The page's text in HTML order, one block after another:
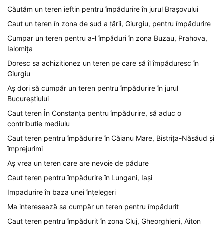
Căutăm un teren ieftin pentru împădurire în jurul Brașovului
Caut un teren în zona de sud a țării, Giurgiu, pentru împădurire
Cumpar un teren pentru a-l împăduri în zona Buzau, Prahova,
Ialomița
Doresc sa achizitionez un teren pe care să îl împăduresc în
Giurgiu
Aș dori să cumpăr un teren pentru împădurire în jurul
Bucureștiului
Caut teren În Constanța pentru împădurire, să aduc o
contributie mediulu
Caut teren pentru împădurire în Căianu Mare, Bistrița-Năsăud și
împrejurimi
Aș vrea un teren care are nevoie de pădure
Caut teren pentru împădurire în Lungani, Iași
Impadurire în baza unei înțelegeri
Ma interesează sa cumpăr un teren pentru împădurit
Caut teren pentru împădurit în zona Cluj, Gheorghieni, Aiton